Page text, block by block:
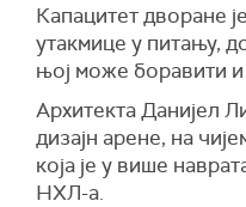
Капацитет дворане
утакмице у питању,
њој може боравити
Архитекта Данијел
дизајн арене, на
која је у више
НХЛ-а.